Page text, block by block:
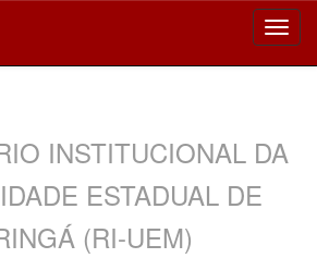
INSTITUCIONAL DA
ESTADUAL DE
(RI-UEM)